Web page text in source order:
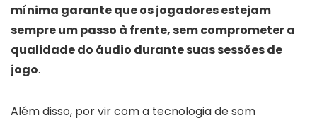
mínima garante que os jogadores estejam
sempre um passo à frente, sem comprometer a
qualidade do áudio durante suas sessões de
jogo.
Além disso, por vir com a tecnologia de som